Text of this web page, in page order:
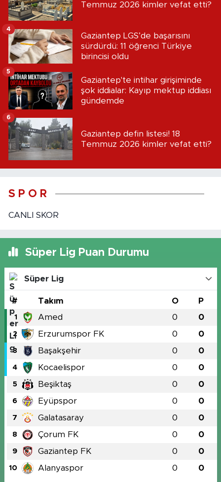
Temmuz 2026 kimler vefat etti?
Gaziantep LGS’de başarısını
sürdürdü: 11 öğrenci Türkiye
birincisi oldu
4
Gaziantep'te intihar girişiminde
şok iddialar: Kayıp mektup iddiası
gündemde
5
Gaziantep defin listesi! 18
Temmuz 2026 kimler vefat etti?
6
S P O R
CANLI SKOR
Süper Lig Puan Durumu
Süper Lig
# Takım O P
1 Amed 0 0
2 Erzurumspor FK 0 0
3 Başakşehir 0 0
4 Kocaelispor 0 0
5 Beşiktaş 0 0
6 Eyüpspor 0 0
7 Galatasaray 0 0
8 Çorum FK 0 0
9 Gaziantep FK 0 0
10 Alanyaspor 0 0